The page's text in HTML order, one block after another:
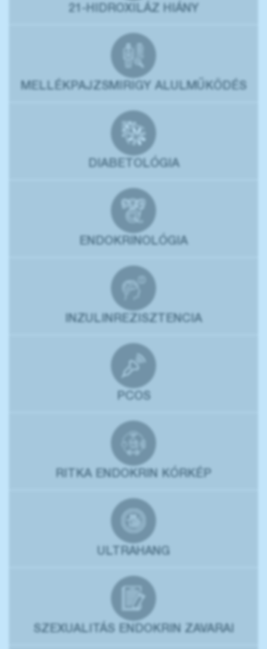
21-HIDROXILÁZ HIÁNY
MELLÉKPAJZSMIRIGY ALULMŰKÖDÉS
DIABETOLÓGIA
ENDOKRINOLÓGIA
INZULINREZISZTENCIA
PCOS
RITKA ENDOKRIN KÓRKÉP
ULTRAHANG
SZEXUALITÁS ENDOKRIN ZAVARAI